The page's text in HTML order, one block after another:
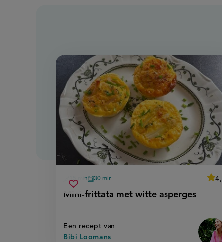
Mini-frittata met witte asperges
voorbereidingstijd
15 min
oventijd
30 min
Een recept van
Bibi Loomans
Sla
mini-
frittata
met
asperges